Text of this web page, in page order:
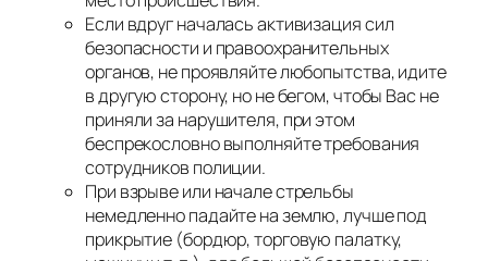
Если вдруг началась активизация сил
безопасности и правоохранительных
органов, не проявляйте любопытства, идите
в другую сторону, но не бегом, чтобы Вас не
приняли за нарушителя, при этом
беспрекословно выполняйте требования
сотрудников полиции.
При взрыве или начале стрельбы
немедленно падайте на землю, лучше под
прикрытие (бордюр, торговую палатку,